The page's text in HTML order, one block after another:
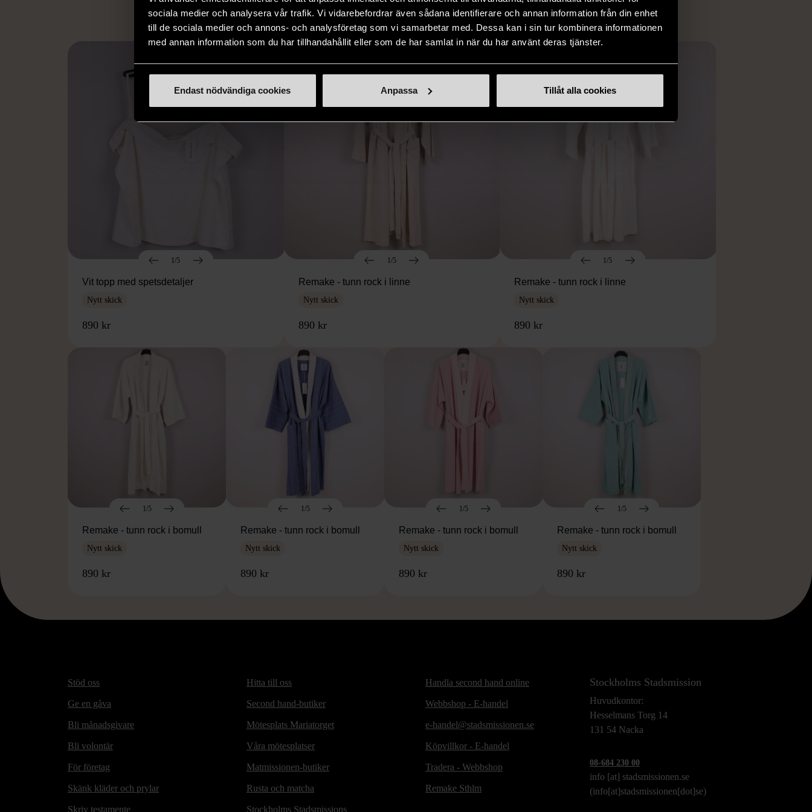
sociala medier och analysera vår trafik. Vi vidarebefordrar även sådana identifierare och annan information från din enhet
till de sociala medier och annons- och analysföretag som vi samarbetar med. Dessa kan i sin tur kombinera informationen
med annan information som du har tillhandahållit eller som de har samlat in när du har använt deras tjänster.
Endast nödvändiga cookies Anpassa Tillåt alla cookies
Hitta produkter som påminner om denna
1/5
Vit topp med spetsdetaljer
Nytt skick
890 kr
1/5
Remake - tunn rock i linne
Nytt skick
890 kr
1/5
Remake - tunn rock i linne
Nytt skick
890 kr
1/5
Remake - tunn rock i bomull
Nytt skick
890 kr
1/5
Remake - tunn rock i bomull
Nytt skick
890 kr
1/5
Remake - tunn rock i bomull
Nytt skick
890 kr
1/5
Remake - tunn rock i bomull
Nytt skick
890 kr
Stöd oss
Ge en gåva
Bli månadsgivare
Bli volontär
För företag
Skänk kläder och prylar
Skriv testamente
Hitta till oss
Second hand-butiker
Mötesplats Mariatorget
Våra mötesplatser
Matmissionen-butiker
Rusta och matcha
Stockholms Stadsmissions
Handla second hand online
Webbshop - E-handel
e-handel@stadsmissionen.se
Köpvillkor - E-handel
Tradera - Webbshop
Remake Sthlm
Stockholms Stadsmission
Huvudkontor:
Hesselmans Torg 14
131 54 Nacka
08-684 230 00
info [at] stadsmissionen.se
(info[at]stadsmissionen[dot]se)